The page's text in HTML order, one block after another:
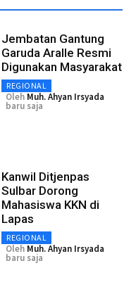
Jembatan Gantung
Garuda Aralle Resmi
Digunakan Masyarakat
REGIONAL
Oleh Muh. Ahyan Irsyada
baru saja
Kanwil Ditjenpas
Sulbar Dorong
Mahasiswa KKN di
Lapas
REGIONAL
Oleh Muh. Ahyan Irsyada
baru saja